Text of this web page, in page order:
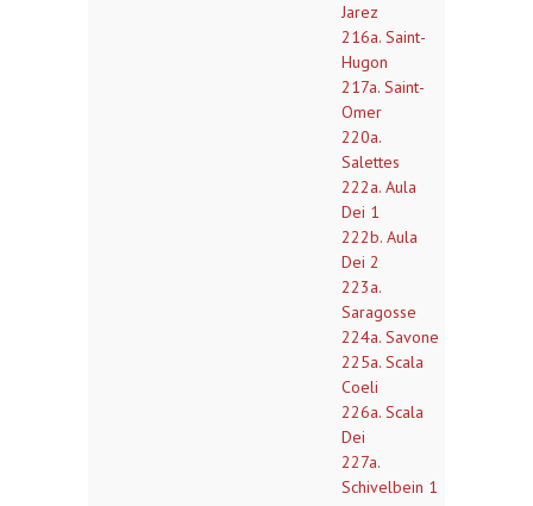
Jarez
216a. Saint-
Hugon
217a. Saint-
Omer
220a.
Salettes
222a. Aula
Dei 1
222b. Aula
Dei 2
223a.
Saragosse
224a. Savone
225a. Scala
Coeli
226a. Scala
Dei
227a.
Schivelbein 1